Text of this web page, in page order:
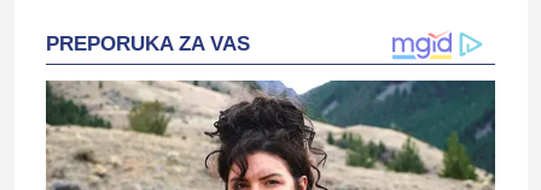
PREPORUKA ZA VAS